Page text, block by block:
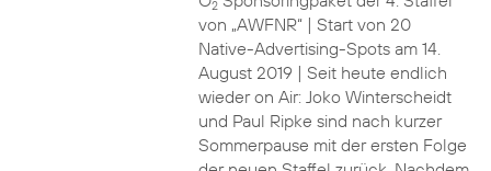
2
von „AWFNR“ | Start von 20
Native-Advertising-Spots am 14.
August 2019 | Seit heute endlich
wieder on Air: Joko Winterscheidt
und Paul Ripke sind nach kurzer
Sommerpause mit der ersten Folge